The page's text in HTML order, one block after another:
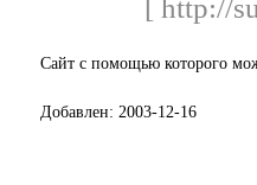
[ http://
Сайт с помощью которого
Добавлен: 2003-12-16